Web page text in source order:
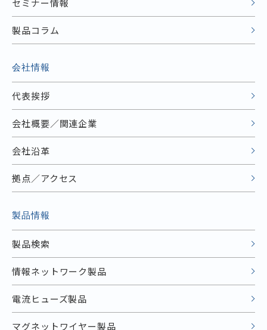
セミナー情報
製品コラム
会社情報
代表挨拶
会社概要／関連企業
会社沿革
拠点／アクセス
製品情報
製品検索
情報ネットワーク製品
電流ヒューズ製品
マグネットワイヤー製品